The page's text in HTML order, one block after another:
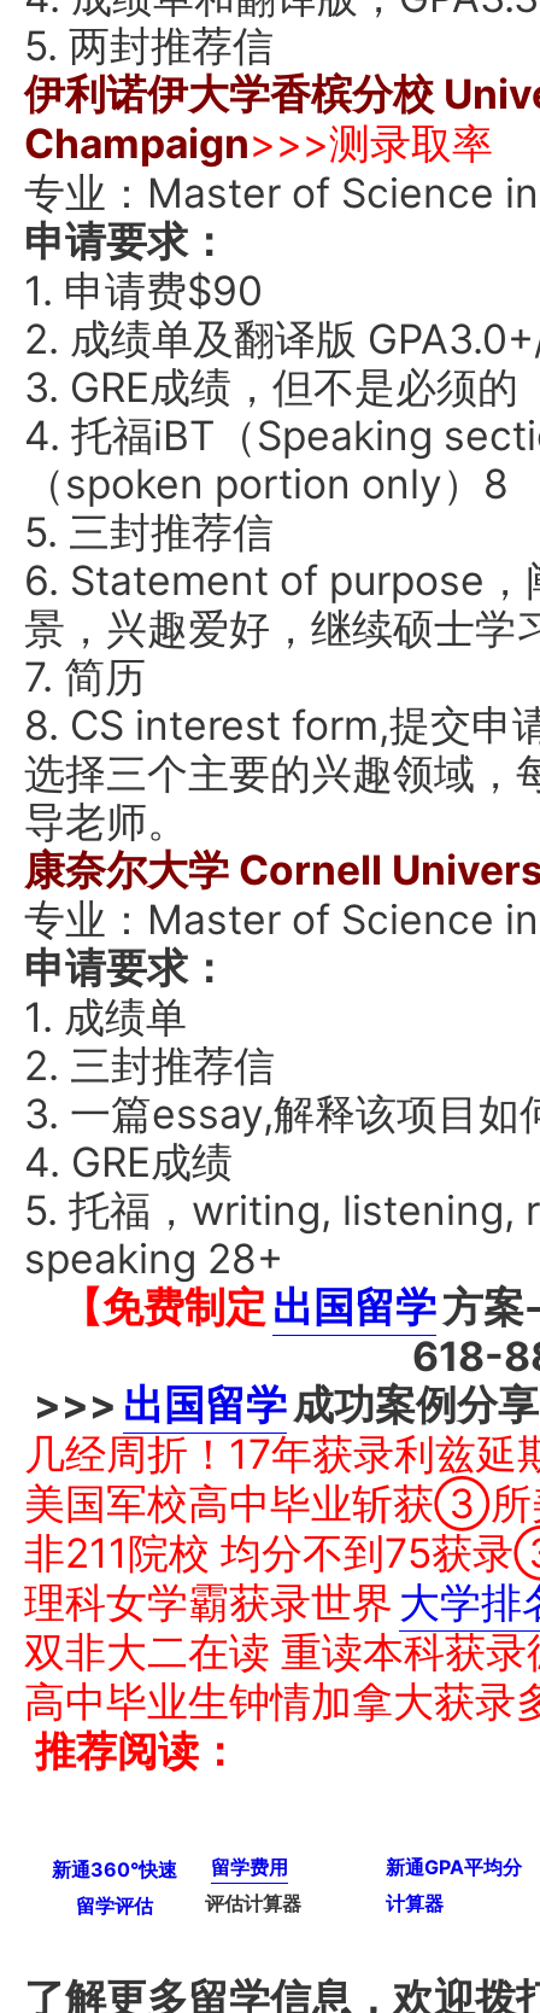
5. 两封推荐信
伊利诺伊大学香槟分校
Champaign>>>测录取率
专业：Master of Science
申请要求：
1. 申请费$90
2. 成绩单及翻译版
3. GRE成绩，但不是必须的
4. 托福iBT（Speaking
（spoken portion only）8
5. 三封推荐信
6. Statement of purpose，
景，兴趣爱好，继续硕士学
7. 简历
8. CS interest form,提交申
选择三个主要的兴趣领域，
导老师。
康奈尔大学 Cornell
专业：Master of Science
申请要求：
1. 成绩单
2. 三封推荐信
3. 一篇essay,解释该项目如
4. GRE成绩
5. 托福，writing, listening,
speaking 28+
【免费制定 出国留学方
618-
>>> 出国留学成功案例分享
几经周折！17年获录利兹延
美国军校高中毕业斩获③所
非211院校 均分不到75获
理科女学霸获录世界 大学排
双非大二在读 重读本科获
高中毕业生钟情加拿大获录
推荐阅读：
新通360°快速
留学评估
留学费用
评估计算器
新通GPA平均分
计算器
了解更多留学信息，欢迎拨